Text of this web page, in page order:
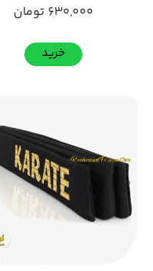
630,000 تومان
خرید